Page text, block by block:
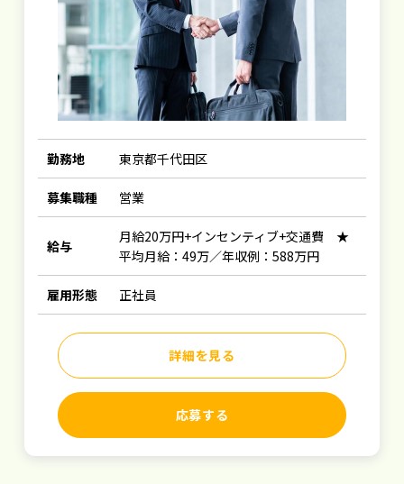
勤務地 東京都千代田区
募集職種 営業
給与
月給20万円+インセンティブ+交通費 ★
平均月給：49万／年収例：588万円
雇用形態 正社員
詳細を見る
応募する